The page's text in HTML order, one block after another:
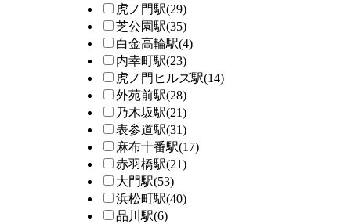
虎ノ門駅(29)
芝公園駅(35)
白金高輪駅(4)
内幸町駅(23)
虎ノ門ヒルズ駅(14)
外苑前駅(28)
乃木坂駅(21)
表参道駅(31)
麻布十番駅(17)
赤羽橋駅(21)
大門駅(53)
浜松町駅(40)
品川駅(6)